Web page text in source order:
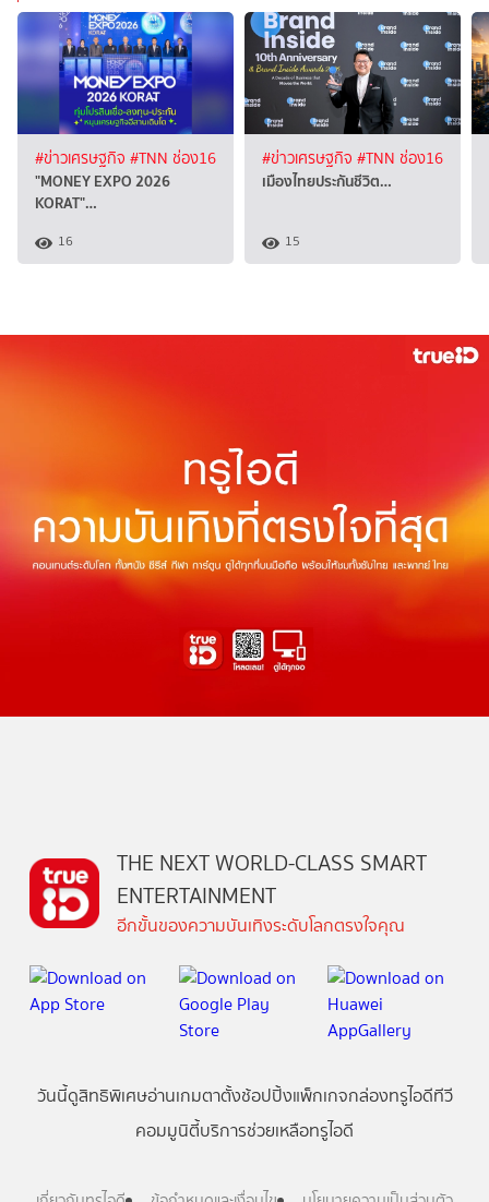
#ข่าวเศรษฐกิจ #TNN ช่อง16
"MONEY EXPO 2026
KORAT"…
16
#ข่าวเศรษฐกิจ #TNN ช่อง16
เมืองไทยประกันชีวิต…
15
THE NEXT WORLD-CLASS SMART
ENTERTAINMENT
อีกขั้นของความบันเทิงระดับโลกตรงใจคุณ
วันนี้ดูสิทธิพิเศษอ่านเกมตาตั้งช้อปปิ้งแพ็กเกจกล่องทรูไอดีทีวี
คอมมูนิตี้บริการช่วยเหลือทรูไอดี